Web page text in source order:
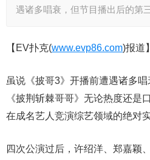
遇诸多唱衰，但节目播出后的第
【EV扑克(www.evp86.com)报道】
虽说《披哥3》开播前遭遇诸多
《披荆斩棘哥哥》无论热度还是
在成名艺人竞演综艺领域的绝对实
四次公演过后，许绍洋、郑嘉颖